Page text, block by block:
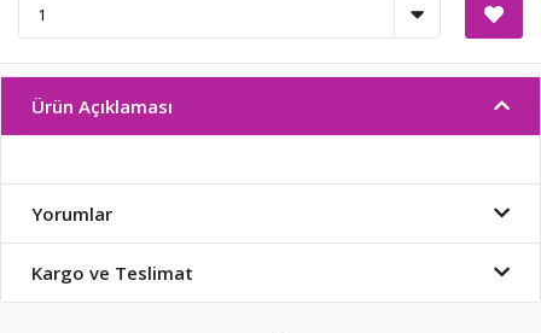
Ürün Açıklaması
Yorumlar
Kargo ve Teslimat